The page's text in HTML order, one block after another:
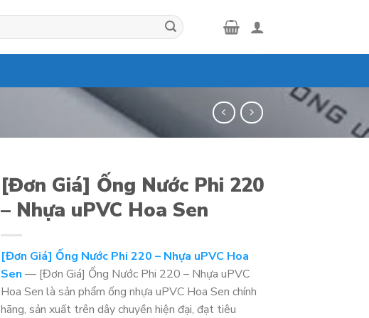
[Đơn Giá] Ống Nước Phi 220
– Nhựa uPVC Hoa Sen
[Đơn Giá] Ống Nước Phi 220 – Nhựa uPVC Hoa
Sen — [Đơn Giá] Ống Nước Phi 220 – Nhựa uPVC
Hoa Sen là sản phẩm ống nhựa uPVC Hoa Sen chính
hãng, sản xuất trên dây chuyền hiện đại, đạt tiêu